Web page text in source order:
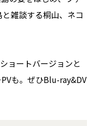
雑談する桐山、ネコ
ョートバージョンと
も。ぜひBlu-ray&DV